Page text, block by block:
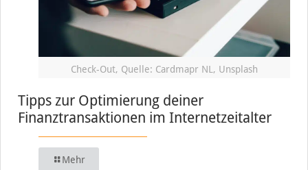
Check-Out, Quelle: Cardmapr NL, Unsplash
Tipps zur Optimierung deiner
Finanztransaktionen im Internetzeitalter
Mehr